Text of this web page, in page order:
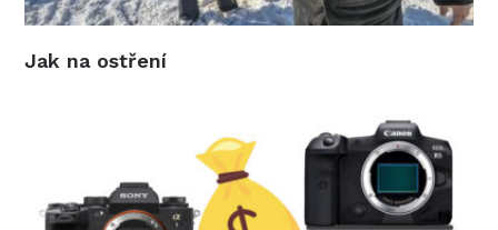
Jak na ostření